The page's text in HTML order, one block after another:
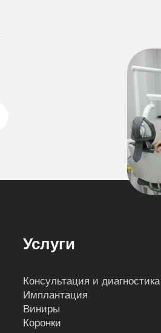
Услуги
Консультация и диагностика
Имплантация
Виниры
Коронки